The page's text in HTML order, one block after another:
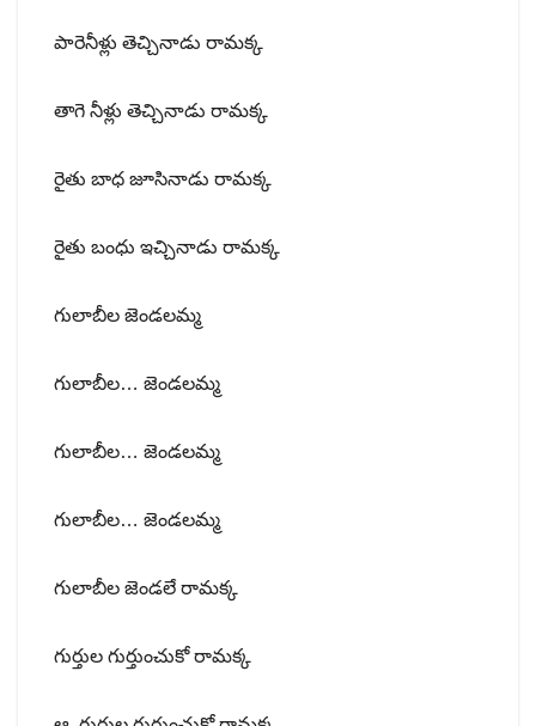
పారెనీళ్లు తెచ్చినాడు రామక్క
తాగె నీళ్లు తెచ్చినాడు రామక్క
రైతు బాధ జూసినాడు రామక్క
రైతు బంధు ఇచ్చినాడు రామక్క
గులాబీల జెండలమ్మ
గులాబీల… జెండలమ్మ
గులాబీల… జెండలమ్మ
గులాబీల… జెండలమ్మ
గులాబీల జెండలే రామక్క
గుర్తుల గుర్తుంచుకో రామక్క